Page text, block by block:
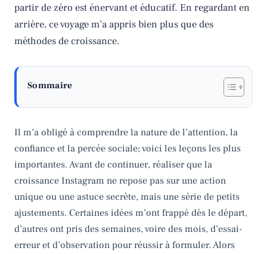
partir de zéro est énervant et éducatif. En regardant en
arrière, ce voyage m’a appris bien plus que des
méthodes de croissance.
Sommaire
Il m’a obligé à comprendre la nature de l’attention, la
confiance et la percée sociale; voici les leçons les plus
importantes. Avant de continuer, réaliser que la
croissance Instagram ne repose pas sur une action
unique ou une astuce secrète, mais une série de petits
ajustements. Certaines idées m’ont frappé dès le départ,
d’autres ont pris des semaines, voire des mois, d’essai-
erreur et d’observation pour réussir à formuler. Alors